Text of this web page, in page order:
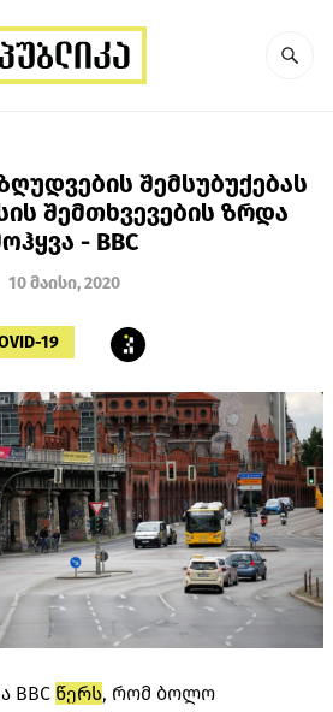
შემსუბუქებას
შემთხვევების ზრდა
- BBC
10 მაისი, 2020
19
BBC წერს, რომ ბოლო